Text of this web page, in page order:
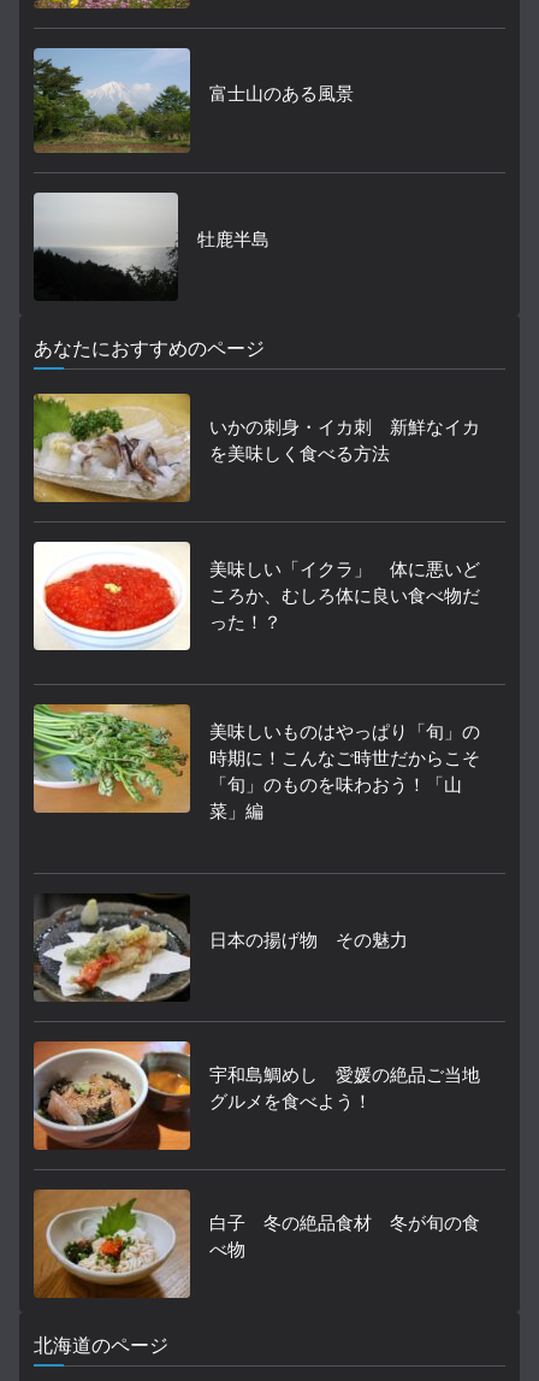
富士山のある風景
牡鹿半島
あなたにおすすめのページ
いかの刺身・イカ刺 新鮮なイカ
を美味しく食べる方法
美味しい「イクラ」 体に悪いど
ころか、むしろ体に良い食べ物だ
った！？
美味しいものはやっぱり「旬」の
時期に！こんなご時世だからこそ
「旬」のものを味わおう！「山
菜」編
日本の揚げ物 その魅力
宇和島鯛めし 愛媛の絶品ご当地
グルメを食べよう！
白子 冬の絶品食材 冬が旬の食
べ物
北海道のページ